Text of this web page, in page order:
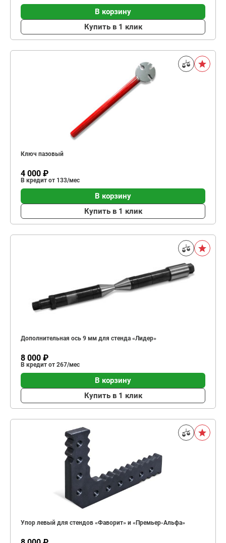
В корзину
Купить в 1 клик
Ключ пазовый
4 000 ₽
В кредит от 133/мес
В корзину
Купить в 1 клик
Дополнительная ось 9 мм для стенда «Лидер»
8 000 ₽
В кредит от 267/мес
В корзину
Купить в 1 клик
Упор левый для стендов «Фаворит» и «Премьер-Альфа»